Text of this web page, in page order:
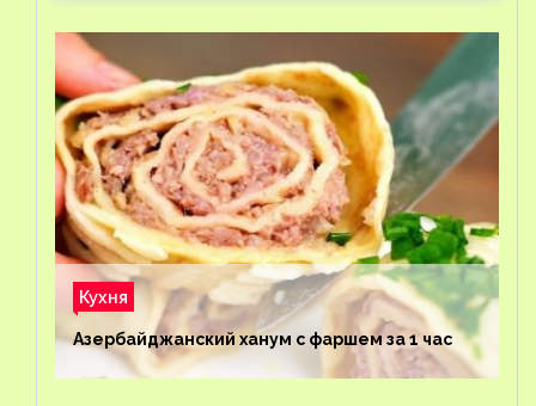
Кухня
Азербайджанский ханум с фаршем за 1 час